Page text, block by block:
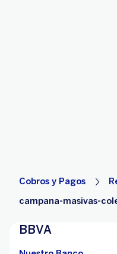
Cobros y Pagos
campana-masivas-
BBVA